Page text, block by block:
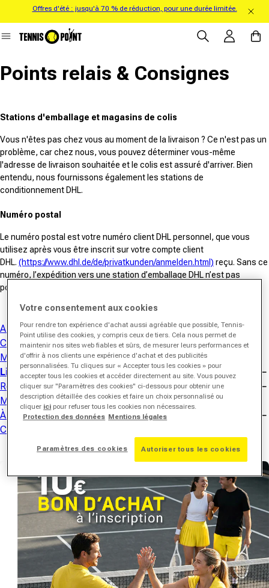
au contenu
Offres d'été : jusqu'à 70 % de réduction, pour une durée limitée.
Se connecter
Panier
Aide & Service
Commandes
Modes de paiement
Livraison
Retours & Remboursements
Mon compte
À propos de Tennis-Point
Conseils produits
Points relais & Consignes
Stations d'emballage et magasins de colis
Vous n'êtes pas chez vous au moment de la livraison ? Ce n'est pas un
problème, car chez nous, vous pouvez déterminer vous-même
l'adresse de livraison souhaitée et le colis est assuré d'arriver. Bien
entendu, nous fournissons également les stations de
conditionnement DHL.
Numéro postal
Le numéro postal est votre numéro client DHL personnel, que vous
utilisez après vous être inscrit sur votre compte client
DHL. (https://www.dhl.de/de/privatkunden/anmelden.html) reçu. Sans ce
numéro, l’expédition vers une station d’emballage DHL n’est pas
possible !
Votre consentement aux cookies
Pour rendre ton expérience d'achat aussi agréable que possible, Tennis-
Point utilise des cookies, y compris ceux de tiers. Cela nous permet de
maintenir nos sites web fiables et sûrs, de mesurer leurs performances et
d'offrir à nos clients une expérience d'achat et des publicités
personnalisées. Tu cliques sur « Accepter tous les cookies » pour
accepter tous les cookies et accéder directement au site. Vous pouvez
cliquer sur "Paramètres des cookies" ci-dessous pour obtenir une
description détaillée des cookies et faire un choix personnalisé ou
cliquer ici pour refuser tous les cookies non nécessaires.
Protection des données Mentions légales
Paramètres des cookies Autoriser tous les cookies